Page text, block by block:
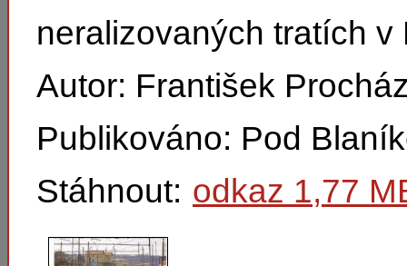
neralizovaných tratích v
Autor: František
Publikováno: Pod
Stáhnout: odkaz 1,77